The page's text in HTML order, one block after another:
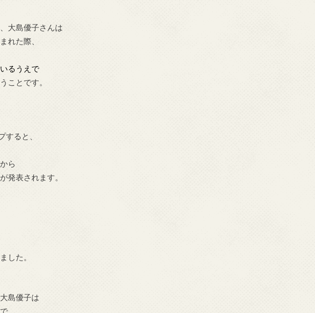
大島優子さんは
れた際、
るうえで
ことです。
すると、
ら
発表されます。
した。
島優子は